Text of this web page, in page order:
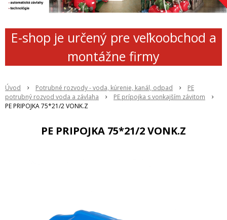
E-shop je určený pre veľkoobchod a
montážne firmy
Úvod Potrubné rozvody - voda, kúrenie, kanál, odpad
PE
potrubný rozvod voda a závlaha
PE prípojka s vonkajším závitom
PE PRIPOJKA 75*21/2 VONK.Z
PE PRIPOJKA 75*21/2 VONK.Z